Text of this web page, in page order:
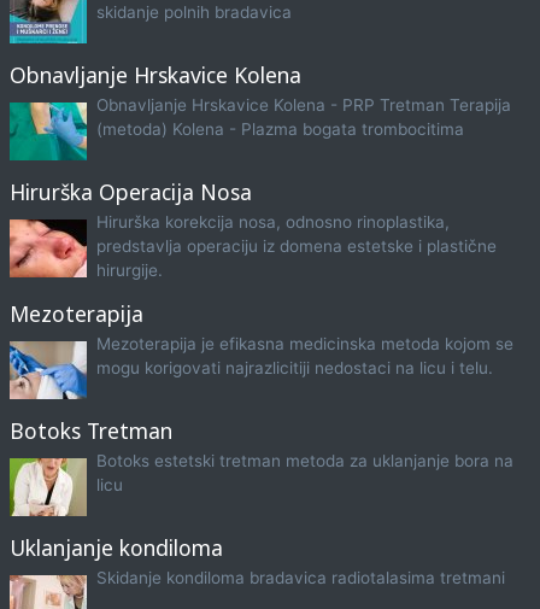
skidanje polnih bradavica
Obnavljanje Hrskavice Kolena
Obnavljanje Hrskavice Kolena - PRP Tretman Terapija
(metoda) Kolena - Plazma bogata trombocitima
Hirurška Operacija Nosa
Hirurška korekcija nosa, odnosno rinoplastika,
predstavlja operaciju iz domena estetske i plastične
hirurgije.
Mezoterapija
Mezoterapija je efikasna medicinska metoda kojom se
mogu korigovati najrazlicitiji nedostaci na licu i telu.
Botoks Tretman
Botoks estetski tretman metoda za uklanjanje bora na
licu
Uklanjanje kondiloma
Skidanje kondiloma bradavica radiotalasima tretmani